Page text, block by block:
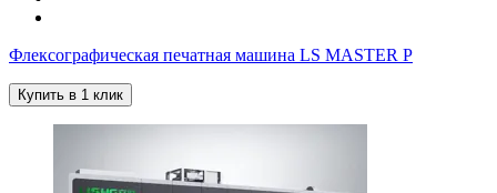
Флексографическая печатная машина LS MASTER P
Купить в 1 клик